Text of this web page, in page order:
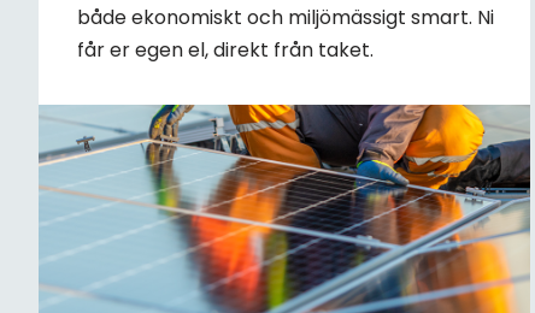
både ekonomiskt och miljömässigt smart. Ni
får er egen el, direkt från taket.